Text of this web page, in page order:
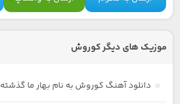
موزیک های دیگر کوروش
دانلود آهنگ کوروش به نام بهار ما گذشته